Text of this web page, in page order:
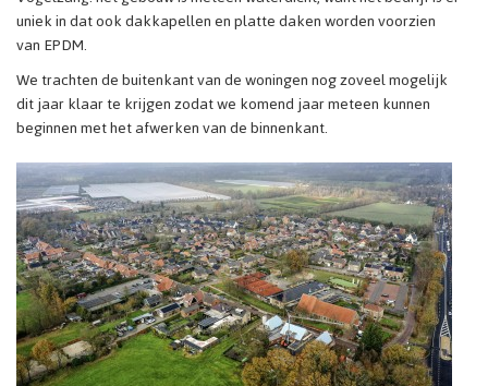
uniek in dat ook dakkapellen en platte daken worden voorzien
van EPDM.
We trachten de buitenkant van de woningen nog zoveel mogelijk
dit jaar klaar te krijgen zodat we komend jaar meteen kunnen
beginnen met het afwerken van de binnenkant.